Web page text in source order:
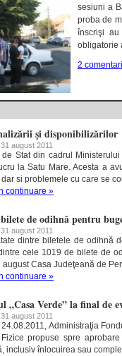
sesiuni a
proba de
înscrişi
obligatorie
2
şi disponibilizărilor
august 2011
de Stat din cadrul
la Satu Mare. Acesta a
si problemele cu care se
continuare »
de odihnă pentru
august 2011
dintre biletele de odihnă
cele 1019 de bilete de
august Casa Judeţeană de
continuare »
„Casa Verde” la final de
august 2011
24.08.2011, Administraţia
Fizice propuse spre
inclusiv înlocuirea sau